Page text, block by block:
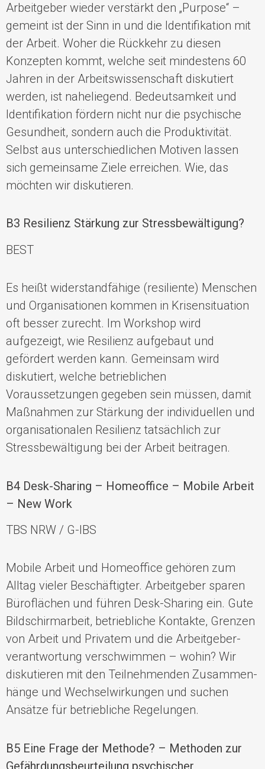
Arbeitgeber wieder verstärkt den „Purpose“ –
gemeint ist der Sinn in und die Identifikation mit
der Arbeit. Woher die Rückkehr zu diesen
Konzepten kommt, welche seit mindestens 60
Jahren in der Arbeitswissenschaft diskutiert
werden, ist naheliegend. Bedeutsamkeit und
Identifikation fördern nicht nur die psychische
Gesundheit, sondern auch die Produktivität.
Selbst aus unterschiedlichen Motiven lassen
sich gemeinsame Ziele erreichen. Wie, das
möchten wir diskutieren.
B3 Resilienz Stärkung zur Stressbewältigung?
BEST
Es heißt widerstandfähige (resiliente) Menschen
und Organisationen kommen in Krisensituation
oft besser zurecht. Im Workshop wird
aufgezeigt, wie Resilienz aufgebaut und
gefördert werden kann. Gemeinsam wird
diskutiert, welche betrieblichen
Voraussetzungen gegeben sein müssen, damit
Maßnahmen zur Stärkung der individuellen und
organisationalen Resilienz tatsächlich zur
Stressbewältigung bei der Arbeit beitragen.
B4 Desk-Sharing – Homeoffice – Mobile Arbeit
– New Work
TBS NRW / G-IBS
Mobile Arbeit und Homeoffice gehören zum
Alltag vieler Beschäftigter. Arbeitge­ber sparen
Büroflächen und führen Desk-Sharing ein. Gute
Bildschirmarbeit, betrieb­liche Kontakte, Grenzen
von Arbeit und Privatem und die Arbeitgeber­
verantwor­tung verschwimmen – wohin? Wir
diskutieren mit den Teilneh­men­­den Zusammen­
hänge und Wechsel­wirkungen und suchen
Ansätze für betrieb­liche Regelungen.
B5 Eine Frage der Methode? – Methoden zur
Gefährdungsbeurteilung psychischer